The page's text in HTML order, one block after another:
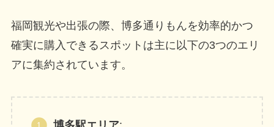
福岡観光や出張の際、博多通りもんを効率的かつ
確実に購入できるスポットは主に以下の3つのエリ
アに集約されています。